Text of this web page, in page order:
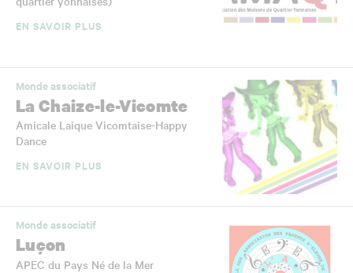
EN SAVOIR PLUS
Monde associatif
La Chaize-le-Vicomte
Amicale Laique Vicomtaise-Happy
Dance
EN SAVOIR PLUS
Monde associatif
Luçon
APEC du Pays Né de la Mer